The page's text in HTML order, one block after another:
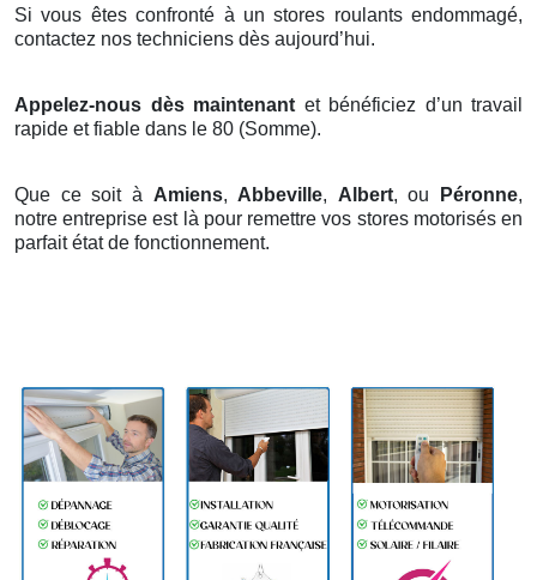
Si vous êtes confronté à un stores roulants endommagé,
contactez nos techniciens dès aujourd’hui.
Appelez-nous dès maintenant et bénéficiez d’un travail
rapide et fiable dans le 80 (Somme).
Que ce soit à Amiens, Abbeville, Albert, ou Péronne,
notre entreprise est là pour remettre vos stores motorisés en
parfait état de fonctionnement.